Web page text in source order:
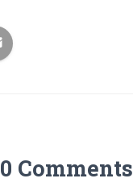
0 Comments